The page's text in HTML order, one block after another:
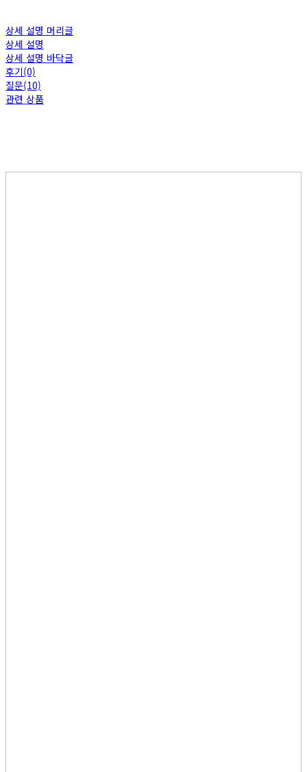
상세 설명 머리글
상세 설명
상세 설명 바닥글
후기(0)
질문(10)
관련 상품